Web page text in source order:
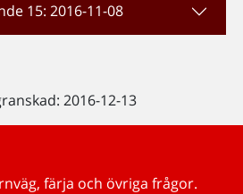
15: 2016-11-08
2016-12-13
färja och övriga frågor.